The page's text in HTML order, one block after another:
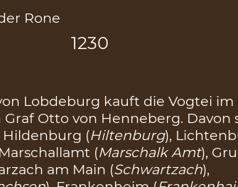
Rone
1230
Lobdeburg kauft die Vogtei im
Graf Otto von Henneberg. Davon
(Hiltenburg),
(Marschalk Amt),
am Main (Schwartzach),